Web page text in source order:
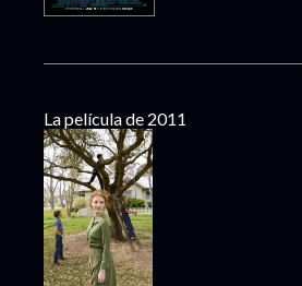
La película de 2011